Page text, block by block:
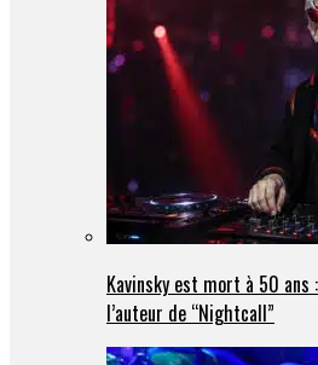
Kavinsky est mort à 50 ans
l’auteur de “Nightcall”